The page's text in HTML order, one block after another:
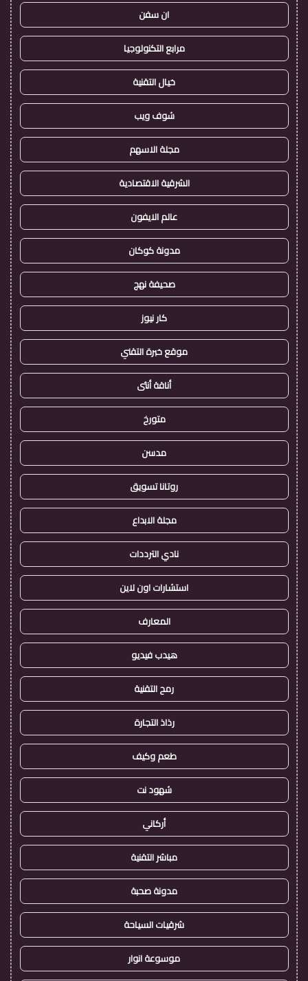
ان سفن
مرابع التكنولوجيا
خيال التقنية
شوف ويب
مجلة الاسهم
الشرقية الاقتصادية
عالم الايفون
مدونة كوكان
صحيفة نهج
كار نيوز
موقع خبرة التقني
أناقة أنثى
متورخ
مدسن
روتانا تسويق
مجلة الابداع
نادي الترددات
استشارات اون لاين
المعارف
هيدب فيديو
رمح التقنية
رذاذ التجارة
طعم وكيف
شهود نت
أركاني
مباشر التقنية
مدونة صحبة
شرقيات السياحة
موسوعة انوار